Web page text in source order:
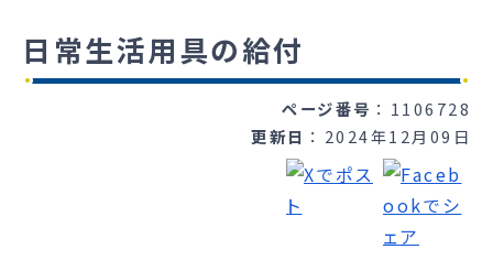
日常生活用具の給付
ページ番号
1106728
更新日
2024年12月09日